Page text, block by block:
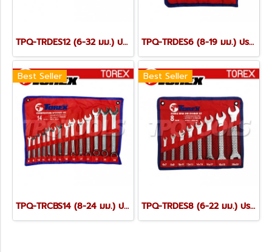
TPQ-TRDES12 (6-32 มม.) ประแจปากตายชุด 12 ตัว TOREX TPQ-TRDES6 (8-19 มม.) ประแจปากตายชุด 6 ตัว TOREX
Best Seller
TPQ-TRCBS14 (8-24 มม.) ประแจแหวนข้างปากตายชุด 14 ตัว TOREX
Best Seller
TPQ-TRDES8 (6-22 มม.) ประแจปากตายชุด 8 ตัว TOREX